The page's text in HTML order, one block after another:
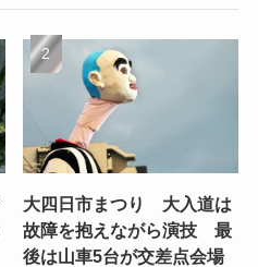
大四日市まつり 大入道は
故障を抱えながら演技 最
後は山車5台が交差点会場